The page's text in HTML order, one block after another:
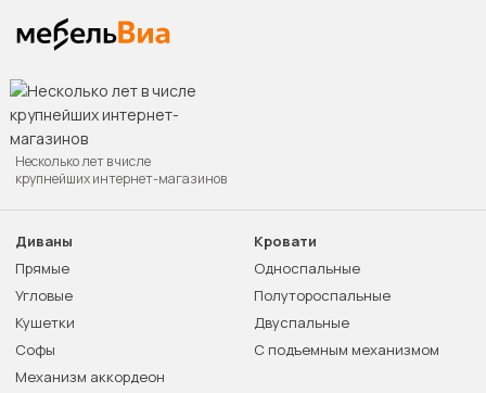
Несколько лет в числе
крупнейших интернет-магазинов
Диваны
Прямые
Угловые
Кушетки
Софы
Механизм аккордеон
Кровати
Односпальные
Полутороспальные
Двуспальные
С подъемным механизмом